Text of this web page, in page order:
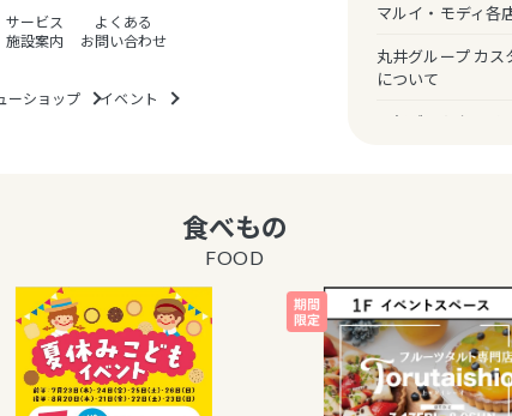
サービス
施設案内
よくある
お問い合わせ
ーショップ イベント
マルイ・モディ各
丸井グループ カ
について
一部ギフトカード
エポスカード優待
表記の廃止につい
海外からのお客さ
止について
食べもの
FOOD